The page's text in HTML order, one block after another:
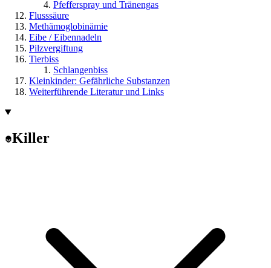
Pfefferspray und Tränengas
Flusssäure
Methämoglobinämie
Eibe / Eibennadeln
Pilzvergiftung
Tierbiss
Schlangenbiss
Kleinkinder: Gefährliche Substanzen
Weiterführende Literatur und Links
Killer